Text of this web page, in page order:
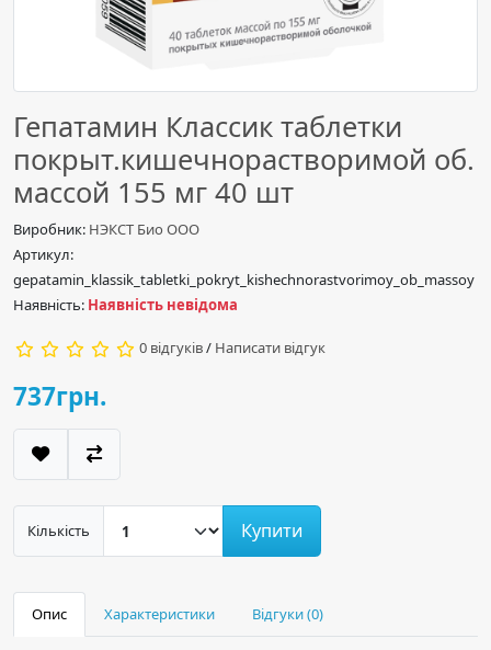
Гепатамин Классик таблетки
покрыт.кишечнорастворимой об.
массой 155 мг 40 шт
Виробник: НЭКСТ Био ООО
Артикул:
gepatamin_klassik_tabletki_pokryt_kishechnorastvorimoy_ob_massoy
Наявність: Наявність невідома
0 відгуків/ Написати відгук
737грн.
Кількість Купити
Опис Характеристики Відгуки (0)